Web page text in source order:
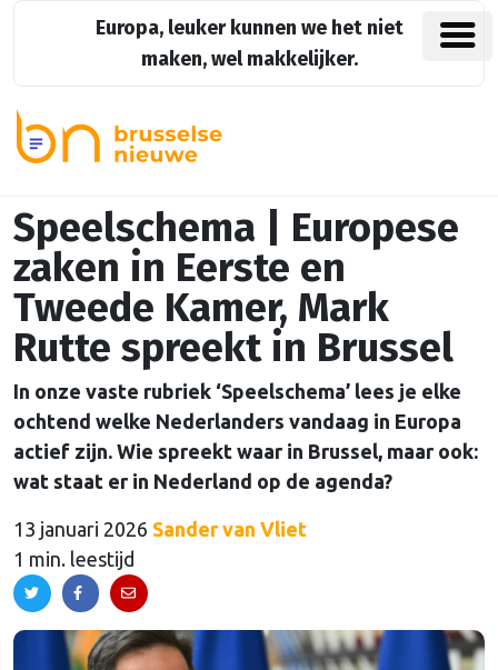
Europa, leuker kunnen we het niet
maken, wel makkelijker.
Speelschema | Europese
zaken in Eerste en
Tweede Kamer, Mark
Rutte spreekt in Brussel
In onze vaste rubriek ‘Speelschema’ lees je elke
ochtend welke Nederlanders vandaag in Europa
actief zijn. Wie spreekt waar in Brussel, maar ook:
wat staat er in Nederland op de agenda?
13 januari 2026 Sander van Vliet
1 min. leestijd